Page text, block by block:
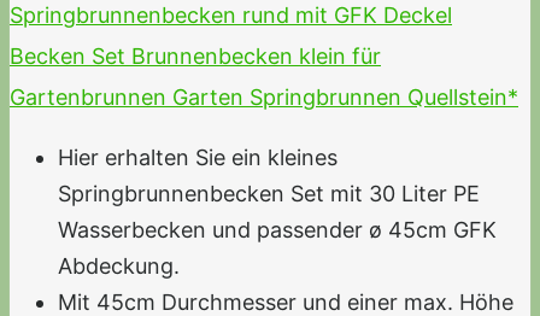
Springbrunnenbecken rund mit GFK Deckel
Becken Set Brunnenbecken klein für
Gartenbrunnen Garten Springbrunnen Quellstein*
Hier erhalten Sie ein kleines
Springbrunnenbecken Set mit 30 Liter PE
Wasserbecken und passender ø 45cm GFK
Abdeckung.
Mit 45cm Durchmesser und einer max. Höhe